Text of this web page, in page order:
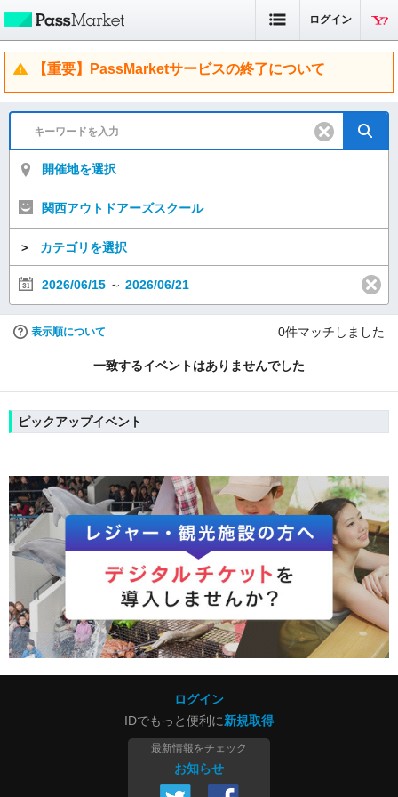
ログイン
【重要】PassMarketサービスの終了について
開催地を選択
関西アウトドアーズスクール
＞ カテゴリを選択
2026/06/15 ～ 2026/06/21
表示順について 0件マッチしました
一致するイベントはありませんでした
ピックアップイベント
ログイン
IDでもっと便利に新規取得
最新情報をチェック
お知らせ